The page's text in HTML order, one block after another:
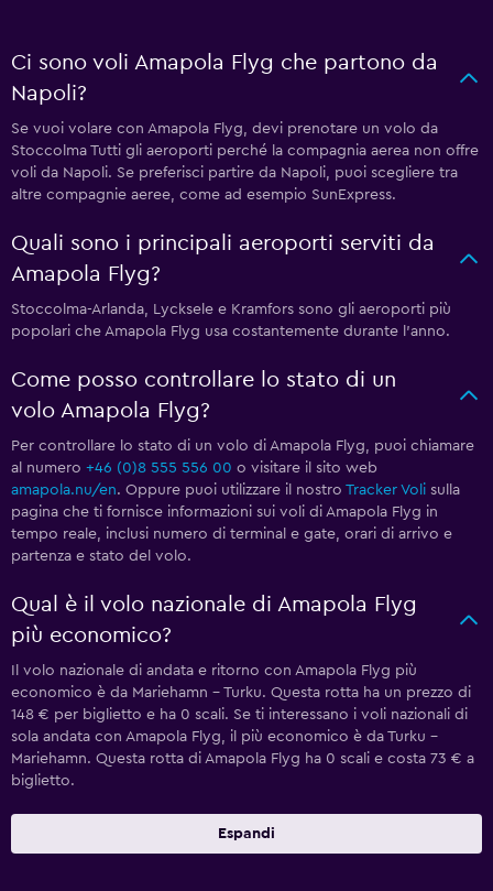
Ci sono voli Amapola Flyg che partono da
Napoli?
Se vuoi volare con Amapola Flyg, devi prenotare un volo da
Stoccolma Tutti gli aeroporti perché la compagnia aerea non offre
voli da Napoli. Se preferisci partire da Napoli, puoi scegliere tra
altre compagnie aeree, come ad esempio SunExpress.
Quali sono i principali aeroporti serviti da
Amapola Flyg?
Stoccolma-Arlanda, Lycksele e Kramfors sono gli aeroporti più
popolari che Amapola Flyg usa costantemente durante l'anno.
Come posso controllare lo stato di un
volo Amapola Flyg?
Per controllare lo stato di un volo di Amapola Flyg, puoi chiamare
al numero +46 (0)8 555 556 00 o visitare il sito web
amapola.nu/en. Oppure puoi utilizzare il nostro Tracker Voli sulla
pagina che ti fornisce informazioni sui voli di Amapola Flyg in
tempo reale, inclusi numero di terminal e gate, orari di arrivo e
partenza e stato del volo.
Qual è il volo nazionale di Amapola Flyg
più economico?
Il volo nazionale di andata e ritorno con Amapola Flyg più
economico è da Mariehamn - Turku. Questa rotta ha un prezzo di
148 € per biglietto e ha 0 scali. Se ti interessano i voli nazionali di
sola andata con Amapola Flyg, il più economico è da Turku -
Mariehamn. Questa rotta di Amapola Flyg ha 0 scali e costa 73 € a
biglietto.
Espandi